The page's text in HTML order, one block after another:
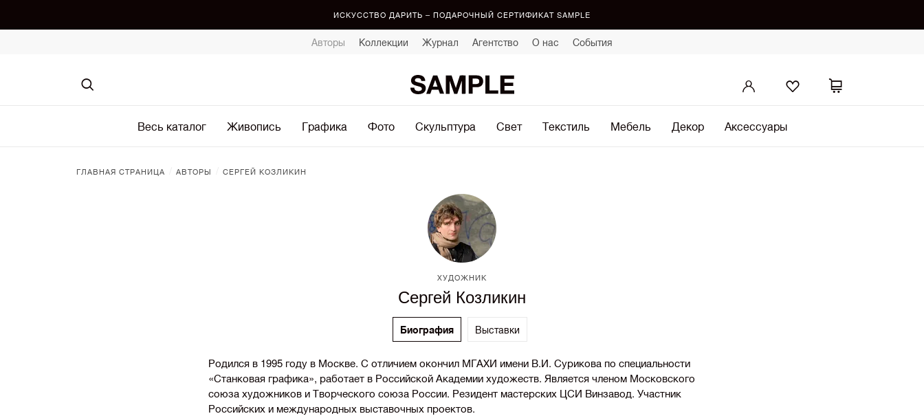
ИСКУССТВО ДАРИТЬ – ПОДАРОЧНЫЙ СЕРТИФИКАТ SAMPLE
Авторы Коллекции Журнал Агентство О нас События
Весь каталог Живопись Графика Фото Скульптура Свет Текстиль Мебель Декор Аксессуары
ГЛАВНАЯ СТРАНИЦА АВТОРЫ СЕРГЕЙ КОЗЛИКИН
ХУДОЖНИК
Сергей Козликин
Биография Выставки
Родился в 1995 году в Москве. С отличием окончил МГАХИ имени В.И. Сурикова по специальности
«Станковая графика», работает в Российской Академии художеств. Является членом Московского
союза художников и Творческого союза России. Резидент мастерских ЦСИ Винзавод. Участник
Российских и международных выставочных проектов.